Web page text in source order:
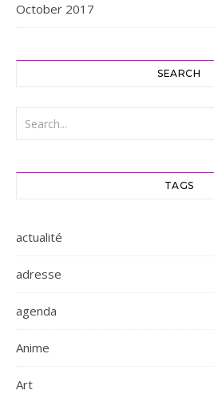
October 2017
SEARCH
TAGS
actualité
adresse
agenda
Anime
Art